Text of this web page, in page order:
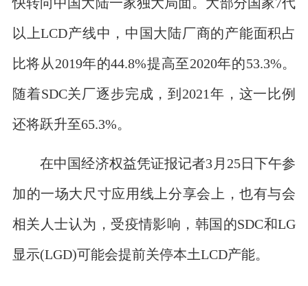
以上LCD产线中，中国大陆厂商的产能面积占
比将从2019年的44.8%提高至2020年的53.3%。
随着SDC关厂逐步完成，到2021年，这一比例
还将跃升至65.3%。
在中国经济权益凭证报记者3月25日下午参
加的一场大尺寸应用线上分享会上，也有与会
相关人士认为，受疫情影响，韩国的SDC和LG
显示(LGD)可能会提前关停本土LCD产能。